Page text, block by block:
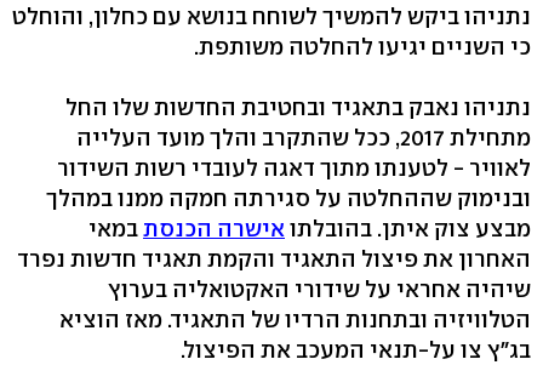
נתניהו ביקש להמשיך לשוחח בנושא עם כחלון, והוחלט
כי השניים יגיעו להחלטה משותפת.
נתניהו נאבק בתאגיד ובחטיבת החדשות שלו החל
מתחילת 2017, ככל שהתקרב והלך מועד העלייה
לאוויר - לטענתו מתוך דאגה לעובדי רשות השידור
ובנימוק שההחלטה על סגירתה חמקה ממנו במהלך
מבצע צוק איתן. בהובלתו אישרה הכנסתבמאי
האחרון את פיצול התאגיד והקמת תאגיד חדשות נפרד
שיהיה אחראי על שידורי האקטואליה בערוץ
הטלוויזיה ובתחנות הרדיו של התאגיד. מאז הוציא
בג"ץ צו על-תנאי המעכב את הפיצול.